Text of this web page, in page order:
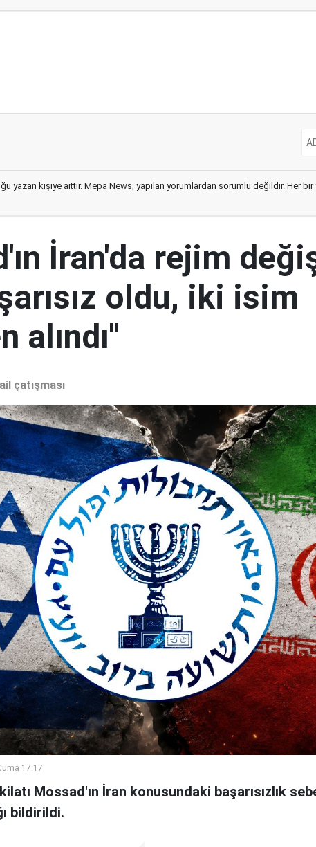
yazan kişiye aittir. Mepa News, yapılan yorumlardan sorumlu değildir. Her bir
İran'da rejim
oldu, iki isim
alındı"
çatışması
17:17
Mossad'ın İran konusundaki başarısızlık
bildirildi.